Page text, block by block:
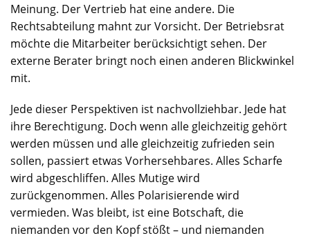
Meinung. Der Vertrieb hat eine andere. Die
Rechtsabteilung mahnt zur Vorsicht. Der Betriebsrat
möchte die Mitarbeiter berücksichtigt sehen. Der
externe Berater bringt noch einen anderen Blickwinkel
mit.
Jede dieser Perspektiven ist nachvollziehbar. Jede hat
ihre Berechtigung. Doch wenn alle gleichzeitig gehört
werden müssen und alle gleichzeitig zufrieden sein
sollen, passiert etwas Vorhersehbares. Alles Scharfe
wird abgeschliffen. Alles Mutige wird
zurückgenommen. Alles Polarisierende wird
vermieden. Was bleibt, ist eine Botschaft, die
niemanden vor den Kopf stößt – und niemanden